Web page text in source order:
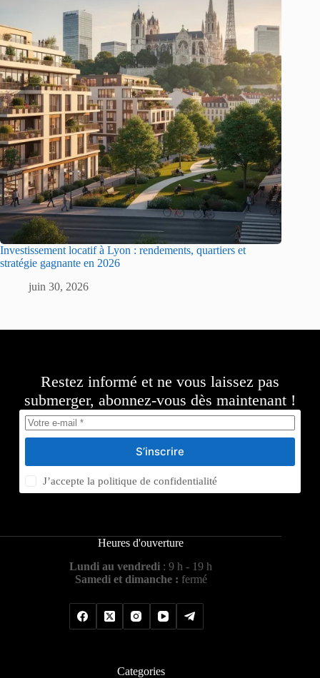
Investissement locatif à Lyon : rendements, quartiers et
stratégie gagnante en 2026
juin 30, 2026
Restez informé et ne vous laissez pas
submerger, abonnez-vous dès maintenant !
S’inscrire
J’accepte lapolitique de confidentialité
Heures d'ouverture
Lundi au vendredi : 9 h - 19 h
Samedi et dimanche : fermé
Categories